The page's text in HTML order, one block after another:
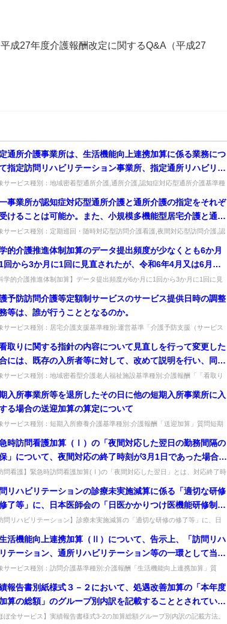
成27年度介護報酬改定に関するQ&A（平成27
通所介護事業所は、生活機能向上連携加算に係る業務につ
指定訪問リハビリテーション事業所、指定通所リハビリテ
ョン事業所又は医療提供施設と委託契約を締結し、業務に
要な費用を指定訪問リハビリテーション事業所等に支払うこ
になると考えてよいか。
サービス種別：地域密着型通所介護,通所介護,認知症対応型通所介護基準種
事業所が認知症対応型通所介護と通所介護の指定をそれぞ
けることは可能か。また、小規模多機能型居宅介護と通所
ではどうか。可能な場合、都道府県と市町村それぞれに指
の申請を行う必要があるのか。
サービス種別：定期巡回・随時対応型訪問介護看護,夜間対応型訪問介護,認
的介護推進体制加算のデータ提出頻度が少なくとも6か月
回から3か月に1回に見直されたが、令和6年4月又は6月以
のいつから3か月に1回提出すればよいか。
学的介護推進体制加算】データ提出頻度が6か月に1回から3か月に1回に見
予防訪問介護等定額制サービスのサービス提供日時の調整
等は、誰が行うこととなるのか。
サービス種別：居宅介護支援基準種別:運営基準「介護予防支援（サービス
取りに関する指針の内容について見直しを行って変更した
には、既存の入所者等に対して、改めて説明を行い、同意
る必要があるか。
サービス種別：地域密着型介護老人福祉施設基準種別:介護報酬「「看取り
入所事業所等を退所したその日に他の短期入所事業所に入
る場合の送迎加算の算定について
サービス種別：短期入所療養介護基準種別:介護報酬「送迎加算」質問短期
時訪問看護加算（Ⅰ）の「夜間対応した翌日の勤務間隔の
」について、夜間対応の終了時刻が3月1日であった場合、
翌日」の考え方はどうなるか。
問看護】緊急時訪問看護加算(Ⅰ)の「夜間対応した翌日」とは、対応終了時
リハビリテーションの診療未実施減算に係る「適切な研修
了等」に、日本医師会の「日医かかりつけ医機能研修制
」の応用研修の単位を取得した場合は含まれるか。
問リハビリテーション】診療未実施減算の「適切な研修の修了等」に、日
活機能向上連携加算（Ⅱ）について、告示上、「訪問リハ
テーション、通所リハビリテーション等の一環として当該
者の居宅を訪問する際にサービス提供責任者が同行する等
より」とされているが、「一環」とは具体的にはどのような
か。
サービス種別：訪問介護基準種別:介護報酬「生活機能向上連携加算」質
報告書別紙様式３－２において、処遇改善加算の「本年度
算の総額」のグループ別内訳を記載することとされている
、どのような記載が可能か。
ぼ全サービス】実績報告書様式3-2の加算総額グループ別内訳の記載方法。